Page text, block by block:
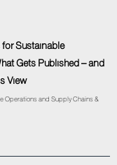
Sustainable
Gets Published – and
View
Operations and Supply Chains &